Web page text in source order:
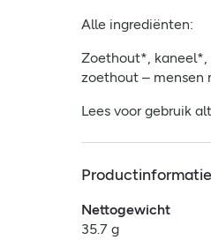
Alle ingrediënten:
Zoethout*, kaneel*,
zoethout – mensen
Lees voor gebruik
Productinformatie
Nettogewicht
35.7 g